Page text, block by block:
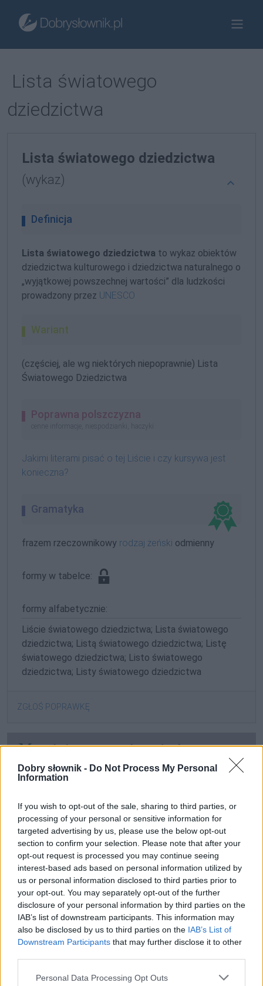
Dobry słownik - Do Not Process My Personal
Information
If you wish to opt-out of the sale, sharing to third parties, or
processing of your personal or sensitive information for
targeted advertising by us, please use the below opt-out
section to confirm your selection. Please note that after your
opt-out request is processed you may continue seeing
interest-based ads based on personal information utilized by
us or personal information disclosed to third parties prior to
your opt-out. You may separately opt-out of the further
disclosure of your personal information by third parties on the
IAB’s list of downstream participants. This information may
also be disclosed by us to third parties on the IAB’s List of
Downstream Participants that may further disclose it to other
Please note that this website/app uses one or more Google
Personal Data Processing Opt Outs
Lista światowego
dziedzictwa
Lista światowego dziedzictwa
(wykaz)
Definicja
Lista światowego dziedzictwa to wykaz obiektów
dziedzictwa kulturowego i dziedzictwa naturalnego o
„wyjątkowej powszechnej wartości” dla ludzkości
prowadzony przez UNESCO
Wariant
(częściej, ale wg niektórych niepoprawnie) Lista
Światowego Dziedzictwa
Poprawna polszczyzna
cenne informacje, niespodzianki, haczyki
Jakimi literami pisać o tej Liście i czy kursywa jest
konieczna?
Gramatyka
frazem rzeczownikowy rodzaj żeński odmienny
formy w tabelce:
formy alfabetycznie:
Liście światowego dziedzictwa; Lista światowego
dziedzictwa; Listą światowego dziedzictwa; Listę
światowego dziedzictwa; Listo światowego
dziedzictwa; Listy światowego dziedzictwa
ZGŁOŚ POPRAWKĘ
Pozostały wątpliwości? Brakuje czegoś w haśle?
Zobacz, co zyskują abonenci Dobrego słownika.
SPRAWDŹ
Często sprawdzane